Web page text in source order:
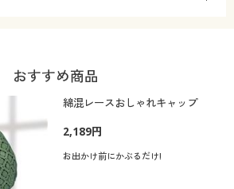
おすすめ商品
綿混レースおしゃれキャップ
2,189円
お出かけ前にかぶるだけ!